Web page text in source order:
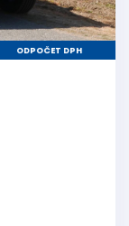
ODPOČET DPH